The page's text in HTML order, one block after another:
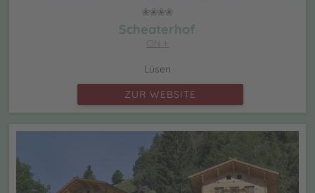
Scheaterhof
CIN +
Lüsen
ZUR WEBSITE